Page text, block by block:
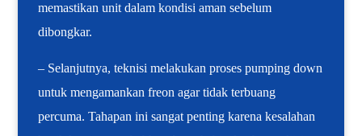
memastikan unit dalam kondisi aman sebelum
dibongkar.
– Selanjutnya, teknisi melakukan proses pumping down
untuk mengamankan freon agar tidak terbuang
percuma. Tahapan ini sangat penting karena kesalahan